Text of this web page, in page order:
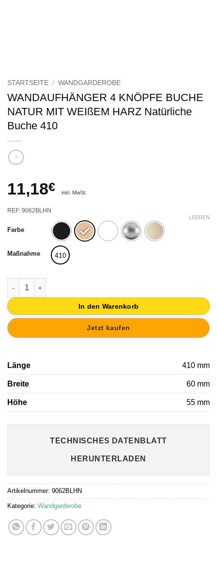
STARTSEITE / WANDGARDEROBE
WANDAUFHÄNGER 4 KNÖPFE BUCHE
NATUR MIT WEIßEM HARZ Natürliche
Buche 410
11,18€ inkl. MwSt.
REF: 9062BLHN
Farbe
Maßnahme 410
LEEREN
WANDAUFHÄNGER 4 KNÖPFE BUCHE NATUR MIT WEIßEM
In den Warenkorb
Jetzt kaufen
Länge 410 mm
Breite 60 mm
Höhe 55 mm
TECHNISCHES DATENBLATT
HERUNTERLADEN
Artikelnummer: 9062BLHN
Kategorie: Wandgarderobe